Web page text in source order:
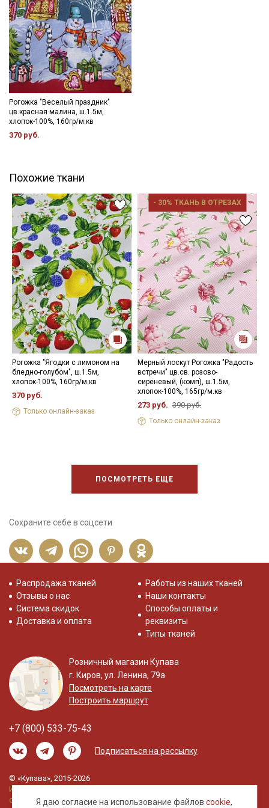
Рогожка "Веселый праздник"
цв.красная малина, ш.1.5м,
хлопок-100%, 160гр/м.кв
370 руб.
Похожие ткани
Рогожка "Ягодки с лимоном на
бледно-голубом", ш.1.5м,
хлопок-100%, 160гр/м.кв
370 руб.
Только онлайн-заказ
- 30% ТКАНЬ В ОТРЕЗАХ
Мерный лоскут Рогожка "Радость
встречи" цв.св. розово-
сиреневый, (комп), ш.1.5м,
хлопок-100%, 165гр/м.кв
273 руб. 390 руб.
Только онлайн-заказ
ПОСМОТРЕТЬ ЕЩЕ
Сохраните себе в соцсети
Я даю согласие на использование файловcookie,
Распродажа тканей
Отзывы о нас
Система скидок
Доставка и оплата
Работы из наших тканей
Наши контакты
Способы оплаты и
реквизиты
Типы тканей
Розничный магазин Купава
г. Киров, ул. Ленина, 79а
Посмотреть на карте
Построить маршрут
+7 (800) 533-75-43
Подписаться на рассылку
© «Купава», 2015-2026
Информация на сайте не является публичной
офертой.